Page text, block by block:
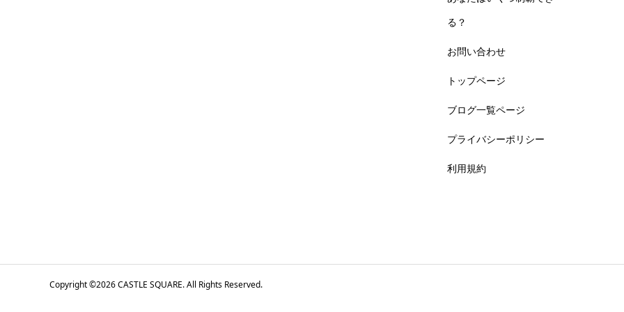
る？
お問い合わせ
トップページ
ブログ一覧ページ
プライバシーポリシー
利用規約
Copyright ©2026CASTLE SQUARE. All Rights Reserved.